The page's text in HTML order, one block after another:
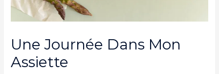
Une Journée Dans Mon
Assiette